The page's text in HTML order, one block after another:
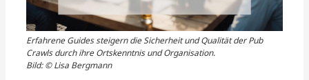
Erfahrene Guides steigern die Sicherheit und Qualität der Pub
Crawls durch ihre Ortskenntnis und Organisation.
Bild: © Lisa Bergmann